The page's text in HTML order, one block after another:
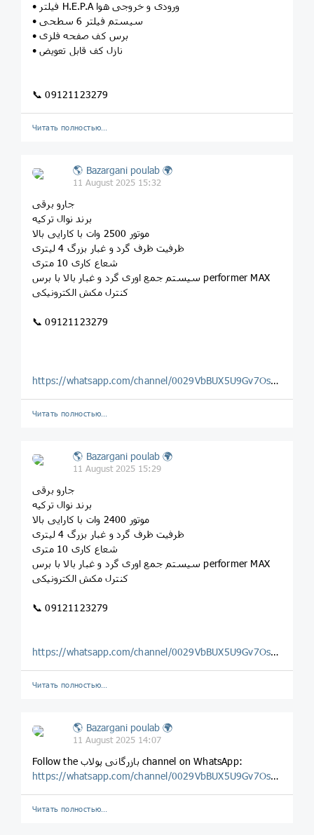
• فیلتر H.E.P.A ورودی و خروجی هوا
• سیستم فیلتر 6 سطحی
• برس کف صفحه فلزی
• نازل کف قابل تعویض
📞 09121123279
Читать полностью…
🌎 Bazargani poulab 🌍
11 August 2025 15:32
جارو برقی
برند نوال ترکیه
موتور 2500 وات با کارایی بالا
ظرفیت ظرف گرد و غبار بزرگ 4 لیتری
شعاع کاری 10 متری
سیستم جمع اوری گرد و غبار بالا با برس performer MAX
کنترل مکش الکترونیکی
📞 09121123279
https://whatsapp.com/channel/0029VbBUX5U9Gv7OsLwF2o0H
Читать полностью…
🌎 Bazargani poulab 🌍
11 August 2025 15:29
جارو برقی
برند نوال ترکیه
موتور 2400 وات با کارایی بالا
ظرفیت ظرف گرد و غبار بزرگ 4 لیتری
شعاع کاری 10 متری
سیستم جمع اوری گرد و غبار بالا با برس performer MAX
کنترل مکش الکترونیکی
📞 09121123279
https://whatsapp.com/channel/0029VbBUX5U9Gv7OsLwF2o0H
Читать полностью…
🌎 Bazargani poulab 🌍
11 August 2025 14:07
‎Follow the بازرگانی پولاب channel on WhatsApp:
https://whatsapp.com/channel/0029VbBUX5U9Gv7OsLwF2o0H
Читать полностью…